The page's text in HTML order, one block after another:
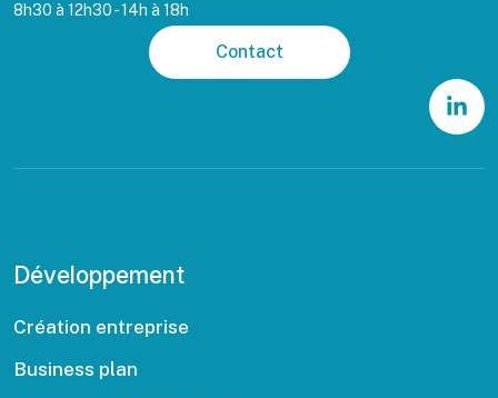
8h30 à 12h30 - 14h à 18h
Contact
Développement
Création entreprise
Business plan